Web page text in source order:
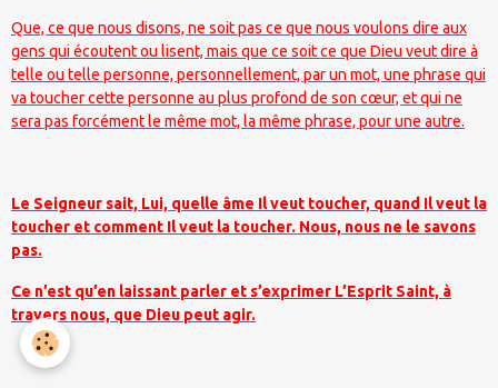
Que, ce que nous disons, ne soit pas ce que nous voulons dire aux
gens qui écoutent ou lisent, mais que ce soit ce que Dieu veut dire à
telle ou telle personne, personnellement, par un mot, une phrase qui
va toucher cette personne au plus profond de son cœur, et qui ne
sera pas forcément le même mot, la même phrase, pour une autre.
Le Seigneur sait, Lui, quelle âme Il veut toucher, quand Il veut la
toucher et comment Il veut la toucher. Nous, nous ne le savons
pas.
Ce n’est qu’en laissant parler et s’exprimer L’Esprit Saint, à
travers nous, que Dieu peut agir.